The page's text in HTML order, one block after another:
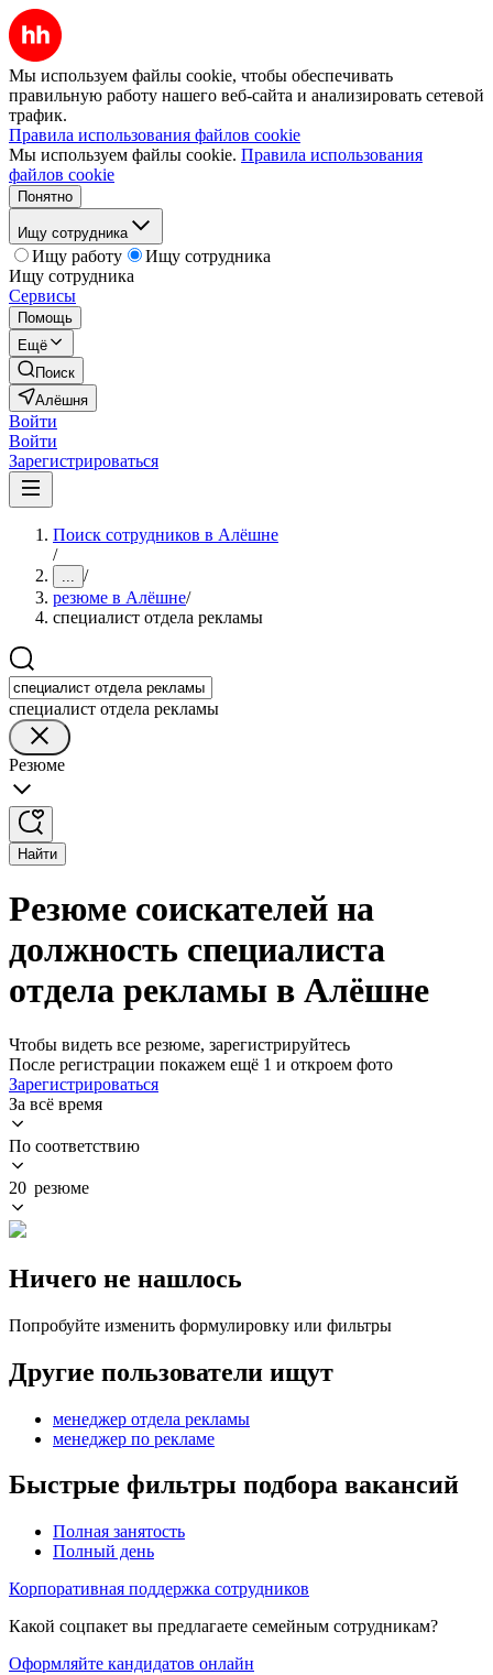
Мы используем файлы cookie, чтобы обеспечивать
правильную работу нашего веб-сайта и анализировать сетевой
трафик.
Правила использования файлов cookie
Мы используем файлы cookie. Правила использования
файлов cookie
Понятно
Ищу сотрудника
Ищу работу
Ищу сотрудника
Ищу сотрудника
Сервисы
Помощь
Ещё
Поиск
Алёшня
Войти
Войти
Зарегистрироваться
Поиск сотрудников в Алёшне
/
... /
резюме в Алёшне/
специалист отдела рекламы
специалист отдела рекламы
Резюме
Найти
Резюме соискателей на
должность специалиста
отдела рекламы в Алёшне
Чтобы видеть все резюме, зарегистрируйтесь
После регистрации покажем ещё 1 и откроем фото
Зарегистрироваться
За всё время
По соответствию
20 резюме
Ничего не нашлось
Попробуйте изменить формулировку или фильтры
Другие пользователи ищут
менеджер отдела рекламы
менеджер по рекламе
Быстрые фильтры подбора вакансий
Полная занятость
Полный день
Корпоративная поддержка сотрудников
Какой соцпакет вы предлагаете семейным сотрудникам?
Оформляйте кандидатов онлайн